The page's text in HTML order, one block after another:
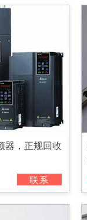
器，正规回收
联系